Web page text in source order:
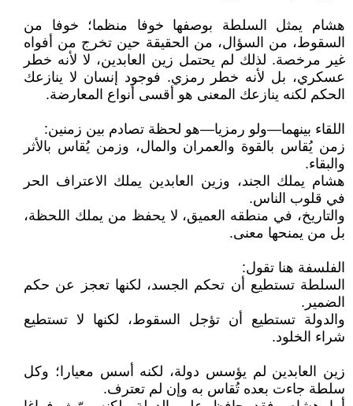
هشام يمثل السلطة بوصفها خوفا منظما؛ خوفا من
السقوط، من السؤال، من الحقيقة حين تخرج من أفواه
غير مرخصة. لذلك لم يحتمل زين العابدين، لا لأنه خطر
عسكري، بل لأنه خطر رمزي. فوجود إنسان لا ينازعك
الحكم لكنه ينازعك المعنى هو أقسى أنواع المعارضة.
اللقاء بينهما—ولو رمزيا—هو لحظة تصادم بين زمنين:
زمن يُقاس بالقوة والعمران والمال، وزمن يُقاس بالأثر
والبقاء.
هشام يملك الجند، وزين العابدين يملك الاعتراف الحر
في قلوب الناس.
والتاريخ، في منطقه العميق، لا يحفظ من يملك اللحظة،
بل من يمنحها معنى.
الفلسفة هنا تقول:
السلطة تستطيع أن تحكم الجسد، لكنها تعجز عن حكم
الضمير.
والدولة تستطيع أن تؤجل السقوط، لكنها لا تستطيع
شراء الخلود.
زين العابدين لم يؤسس دولة، لكنه أسس معيارا؛ وكل
سلطة جاءت بعده تُقاس به وإن لم تعترف.